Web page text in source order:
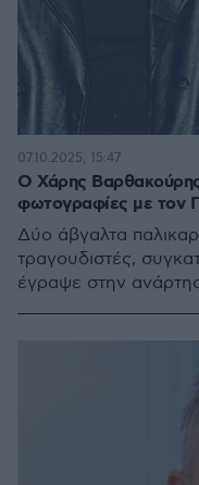
Ο Χάρης
φωτογραφίες με τον
Δύο άβγαλτα
τραγουδιστές,
έγραψε στην
07.10.2025, 15:47